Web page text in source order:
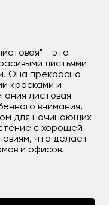
- это
листьями
Она прекрасно
красками и
листовая
внимания,
для начинающих
с хорошей
что делает
и офисов.